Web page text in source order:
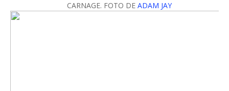
CARNAGE. FOTO DE ADAM JAY